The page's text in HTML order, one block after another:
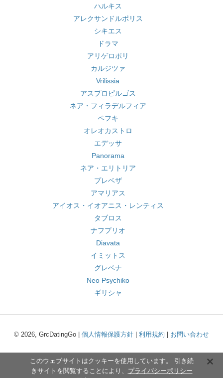
ハルキス
アレクサンドルポリス
シキエス
ドラマ
アリゲロポリ
カルジツァ
Vrilissia
アスプロピルゴス
ネア・フィラデルフィア
ペフキ
オレオカストロ
エデッサ
Panorama
ネア・エリトリア
プレベザ
アマリアス
アイオス・イオアニス・レンティス
タブロス
ナフプリオ
Diavata
イミットス
グレベナ
Neo Psychiko
ギリシャ
© 2026, GrcDatingGo | 個人情報保護方針 利用規約 お問い合わせ
このウェブサイトはクッキーを使用しています。 引き続
きサイトを閲覧することにより、 プライバシーポリシー